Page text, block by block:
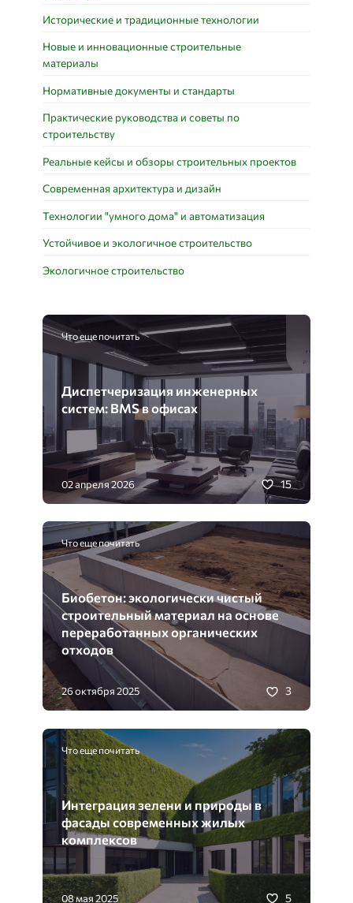
Исторические и традиционные технологии
Новые и инновационные строительные
материалы
Нормативные документы и стандарты
Практические руководства и советы по
строительству
Реальные кейсы и обзоры строительных проектов
Современная архитектура и дизайн
Технологии "умного дома" и автоматизация
Устойчивое и экологичное строительство
Экологичное строительство
Что еще почитать
Диспетчеризация инженерных
систем: BMS в офисах
02 апреля 2026 15
Что еще почитать
Биобетон: экологически чистый
строительный материал на основе
переработанных органических
отходов
26 октября 2025 3
Что еще почитать
Интеграция зелени и природы в
фасады современных жилых
комплексов
08 мая 2025 5